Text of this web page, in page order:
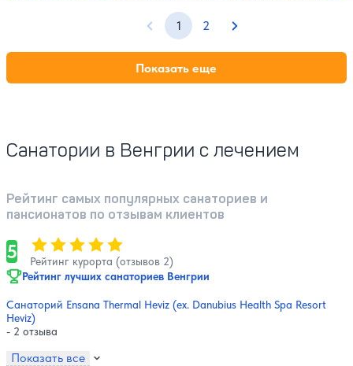
Предыдущая страница
1 2 Следующая
Показать еще
Санатории в Венгрии с лечением
Рейтинг самых популярных санаториев и
пансионатов по отзывам клиентов
5 Оценка, количество звезд:
Рейтинг курорта (отзывов 2)
Рейтинг лучших санаториев Венгрии
Санаторий Ensana Thermal Heviz (ex. Danubius Health Spa Resort
Heviz)
- 2 отзыва
Показать все